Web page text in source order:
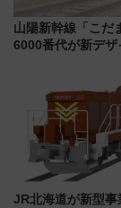
山陽新幹線「こだ
6000番代が新デザ
JR北海道が新型事